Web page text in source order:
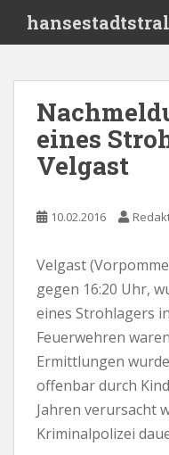
i
eines
Velgast
10.02.2016
Velgast
gegen 16:20 Uhr,
eines Strohlagers
Feuerwehren
Ermittlungen
offenbar durch
Jahren verursacht
Kriminalpolizei